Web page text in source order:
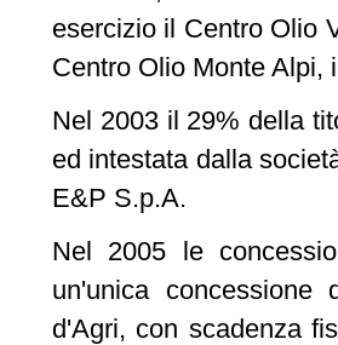
esercizio il Centro Olio
Centro Olio Monte Alpi,
Nel 2003 il 29% della
ed intestata dalla
E&P S.p.A.
Nel 2005 le
un'unica concessione
d'Agri, con scadenza